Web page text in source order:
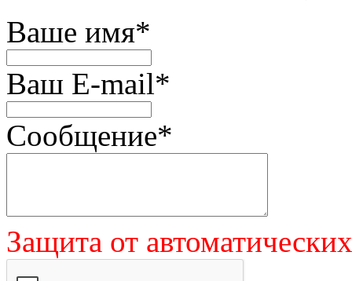
Ваше имя*
Ваш E-mail*
Сообщение*
Защита от